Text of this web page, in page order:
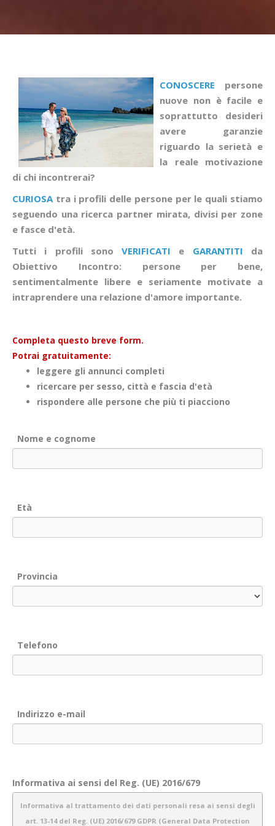
CONOSCERE persone
nuove non è facile e
soprattutto desideri
avere garanzie
riguardo la serietà e
la reale motivazione
di chi incontrerai?
CURIOSA tra i profili delle persone per le quali stiamo
seguendo una ricerca partner mirata, divisi per zone
e fasce d'età.
Tutti i profili sonoVERIFICATI e GARANTITI da
Obiettivo Incontro: persone per bene,
sentimentalmente libere e seriamente motivate a
intraprendere una relazione d'amore importante.
Completa questo breve form.
Potrai gratuitamente:
leggere gli annunci completi
ricercare per sesso, città e fascia d'età
rispondere alle persone che più ti piacciono
Nome e cognome
Età
Provincia
Telefono
Indirizzo e-mail
Informativa ai sensi del Reg. (UE) 2016/679
Informativa al trattamento dei dati personali resa ai sensi degli
art. 13-14 del Reg. (UE) 2016/679 GDPR (General Data Protection